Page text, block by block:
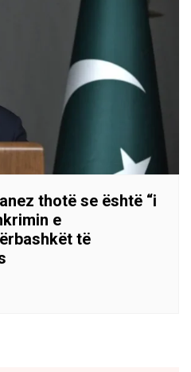
thotë se është “i
e
të